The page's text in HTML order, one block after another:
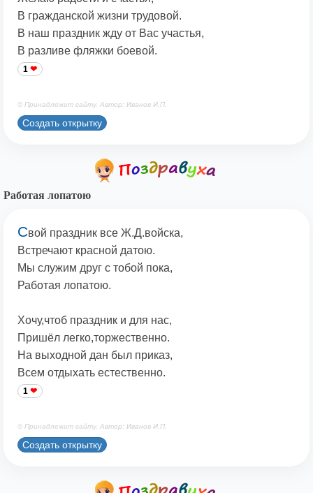
В гражданской жизни трудовой.
В наш праздник жду от Вас участья,
В разливе фляжки боевой.
1
© Принадлежит сайту. Автор: Иванов И.П.
Создать открытку
Работая лопатою
Свой праздник все Ж.Д.войска,
Встречают красной датою.
Мы служим друг с тобой пока,
Работая лопатою.
Хочу,чтоб праздник и для нас,
Пришёл легко,торжественно.
На выходной дан был приказ,
Всем отдыхать естественно.
1
© Принадлежит сайту. Автор: Иванов И.П.
Создать открытку